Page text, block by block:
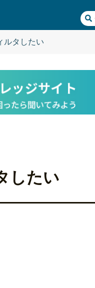
ルタしたい
したい